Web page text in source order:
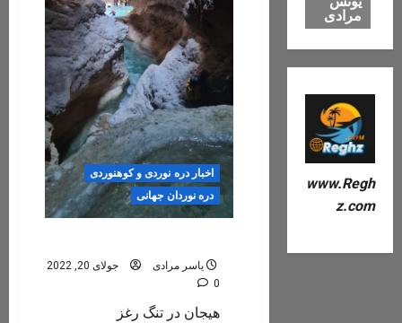
اخبار دره نوردی و کوهنوردی
دره نوردان جهانی
یاسر مرادی
جولای 20, 2022
0
هیجان در تنگ رغز
مرادی
www.Regh
z.com